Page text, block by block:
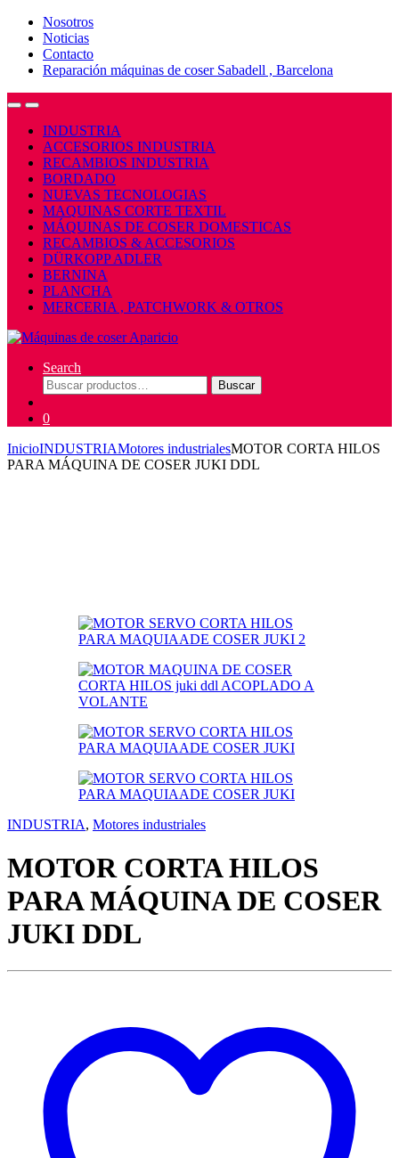
Nosotros
Noticias
Contacto
Reparación máquinas de coser Sabadell , Barcelona
OpenClose
INDUSTRIA
ACCESORIOS INDUSTRIA
RECAMBIOS INDUSTRIA
BORDADO
NUEVAS TECNOLOGIAS
MAQUINAS CORTE TEXTIL
MÁQUINAS DE COSER DOMESTICAS
RECAMBIOS & ACCESORIOS
DÜRKOPP ADLER
BERNINA
PLANCHA
MERCERIA , PATCHWORK & OTROS
Search
Buscar
por:
Buscar
0
InicioINDUSTRIAMotores industrialesMOTOR CORTA HILOS
PARA MÁQUINA DE COSER JUKI DDL
INDUSTRIA, Motores industriales
MOTOR CORTA HILOS
PARA MÁQUINA DE COSER
JUKI DDL